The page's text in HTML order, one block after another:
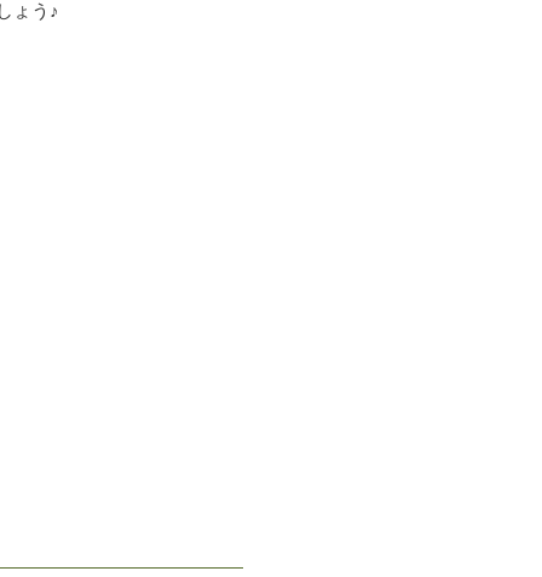
ょう♪